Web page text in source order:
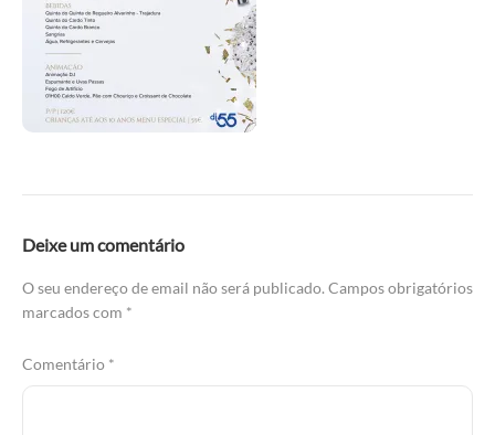
Deixe um comentário
O seu endereço de email não será publicado. Campos obrigatórios
marcados com *
Comentário *